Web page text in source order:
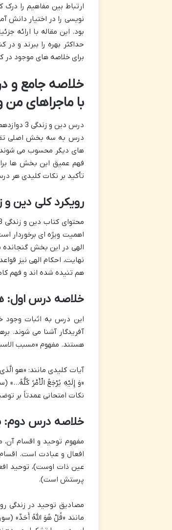
ارتباط بین مفاهیم را درک
نویسی را در اختیار دانش
بود. این مقاله با ارائه
حداکثر بهره را ببرند و
برای خلاصه های موجود در
با ماجراهای
درس دین
درس به سه بخش اصلی
های دیگر محسوب می شوند؛
فهم عمیق این بخش ها
تأکید بر نکات کلیدی هر
رویکرد کلی دین و زندگی 3: اعتقادات،
اهمیت ویژه ای برخوردار
الهی در این بخش گنجانده
نهایت، احکام الهی نیز
هم تنیده شده اند و فهم
خلاصه درس
این درس به اثبات وجود
آفریدگار آشنا می شوند.
هستند. مفهوم «مسبب
نکات امتحانی عمدتاً بر
خلاصه درس دوم:
مفهوم توحید و اقسام
افعال و عبادت است.
عین ذات اوست)، توحید
پرستش است).
مصادیق توحید در زندگی